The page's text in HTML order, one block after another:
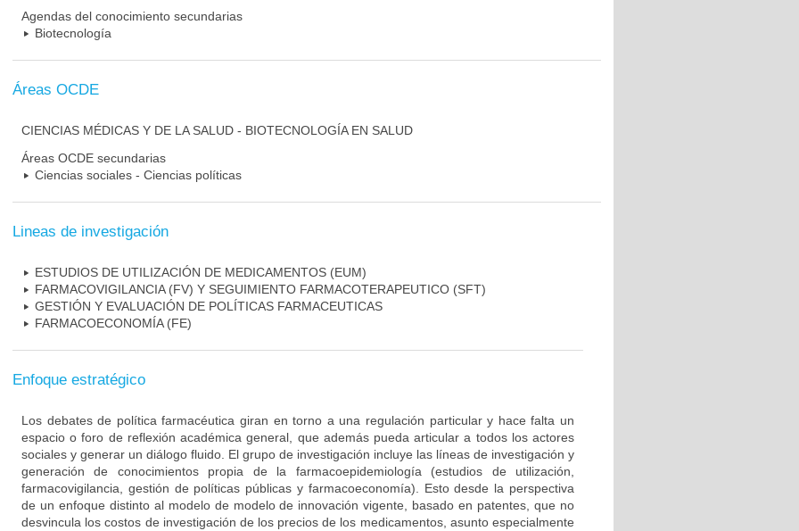
Agendas del conocimiento secundarias
Biotecnología
Áreas OCDE
CIENCIAS MÉDICAS Y DE LA SALUD - BIOTECNOLOGÍA EN SALUD
Áreas OCDE secundarias
Ciencias sociales - Ciencias políticas
Lineas de investigación
ESTUDIOS DE UTILIZACIÓN DE MEDICAMENTOS (EUM)
FARMACOVIGILANCIA (FV) Y SEGUIMIENTO FARMACOTERAPEUTICO (SFT)
GESTIÓN Y EVALUACIÓN DE POLÍTICAS FARMACEUTICAS
FARMACOECONOMÍA (FE)
Enfoque estratégico
Los debates de política farmacéutica giran en torno a una regulación particular y hace falta un
espacio o foro de reflexión académica general, que además pueda articular a todos los actores
sociales y generar un diálogo fluido. El grupo de investigación incluye las líneas de investigación y
generación de conocimientos propia de la farmacoepidemiología (estudios de utilización,
farmacovigilancia, gestión de políticas públicas y farmacoeconomía). Esto desde la perspectiva
de un enfoque distinto al modelo de modelo de innovación vigente, basado en patentes, que no
desvincula los costos de investigación de los precios de los medicamentos, asunto especialmente